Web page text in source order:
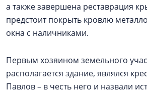
а также завершена реставрация
предстоит покрыть кровлю
окна с наличниками.
Первым хозяином земельного
располагается здание, являлся
Павлов – в честь него и назвали